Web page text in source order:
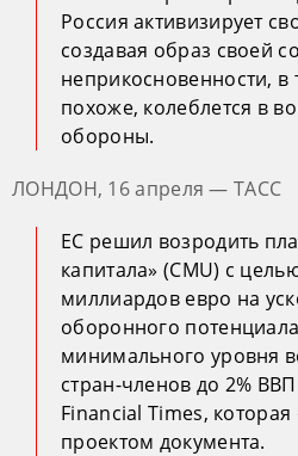
Россия активизирует
создавая образ своей
неприкосновенности, в
похоже, колеблется в
обороны.
ЛОНДОН, 16 апреля — ТАСС
ЕС решил возродить
капитала» (CMU) с
миллиардов евро на
оборонного
минимального уровня
стран-членов до 2%
Financial Times,
проектом документа.